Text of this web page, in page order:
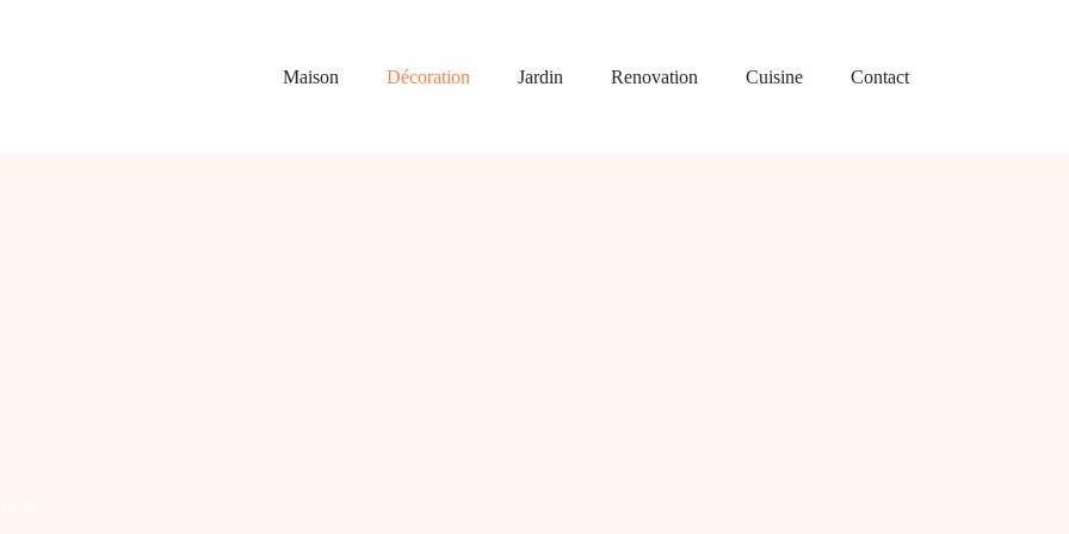
Maison Décoration Jardin Renovation Cuisine Contact